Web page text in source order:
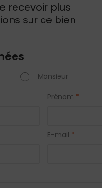
recevoir plus
sur ce bien
Monsieur
Prénom *
E-mail *